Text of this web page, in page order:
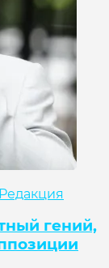
Редакция
гений,